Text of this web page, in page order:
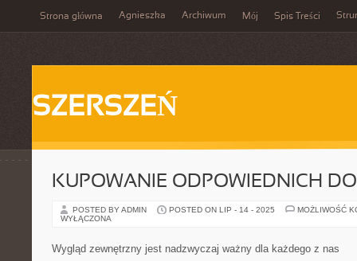
Strona główna Agnieszka Archiwum Mój Spis Treści
SZERSZEŃ
KUPOWANIE ODPOWIEDNICH
POSTED BY ADMIN POSTED ON LIP - 14 - 2025
MOŻLIWOŚĆ
WYŁĄCZONA
Wygląd zewnętrzny jest nadzwyczaj ważny dla każdego z nas